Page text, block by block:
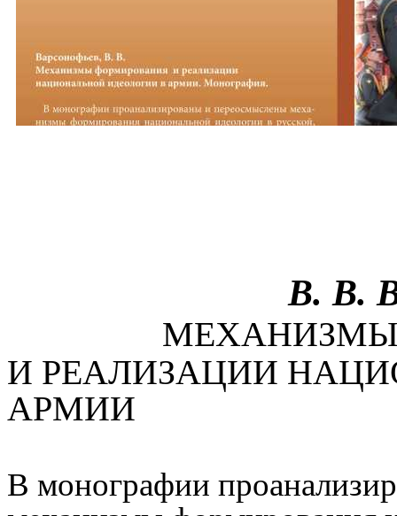
В. В.
И РЕАЛИЗАЦИИ
АРМИИ
В монографии